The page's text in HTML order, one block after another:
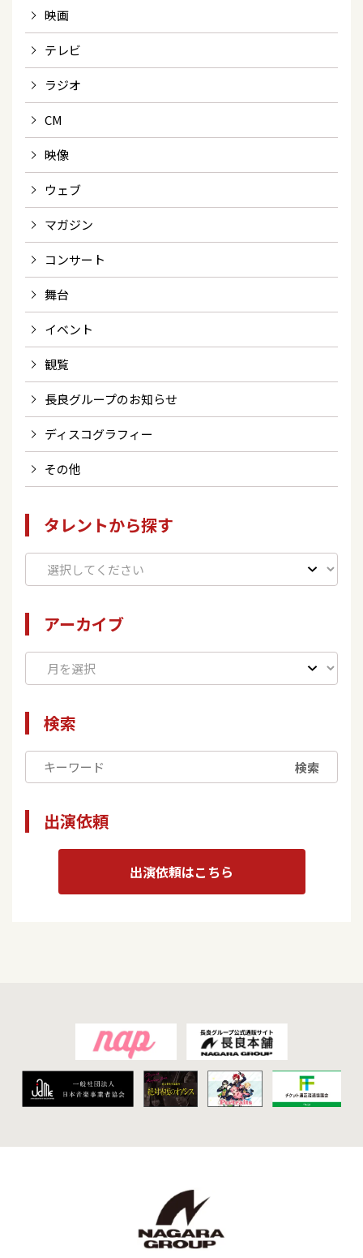
映画
テレビ
ラジオ
CM
映像
ウェブ
マガジン
コンサート
舞台
イベント
観覧
長良グループのお知らせ
ディスコグラフィー
その他
タレントから探す
アーカイブ
検索
検索
出演依頼
出演依頼はこちら